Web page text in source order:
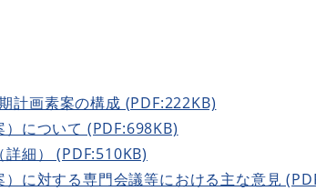
計画素案の構成 (PDF:222KB)
について (PDF:698KB)
細） (PDF:510KB)
に対する専門会議等における主な意見